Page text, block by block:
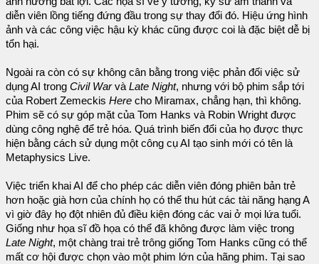
diễn viên lồng tiếng đứng đầu trong sự thay đổi đó. Hiệu ứng hình
ảnh và các công việc hậu kỳ khác cũng được coi là đặc biệt dễ bị
tổn hại.
Ngoài ra còn có sự không cân bằng trong việc phản đối việc sử
dụng AI trong Civil Warvà Late Night, nhưng với bộ phim sắp tới
của Robert Zemeckis Here cho Miramax, chẳng hạn, thì không.
Phim sẽ có sự góp mặt của Tom Hanks và Robin Wright được
dùng công nghệ để trẻ hóa. Quá trình biến đổi của họ được thực
hiện bằng cách sử dụng một công cụ AI tạo sinh mới có tên là
Metaphysics Live.
Việc triển khai AI để cho phép các diễn viên đóng phiên bản trẻ
hơn hoặc già hơn của chính họ có thể thu hút các tài năng hạng A
vì giờ đây họ đột nhiên đủ điều kiện đóng các vai ở mọi lứa tuổi.
Giống như họa sĩ đồ họa có thể đã không được làm việc trong
Late Night, một chàng trai trẻ trông giống Tom Hanks cũng có thể
mất cơ hội được chọn vào một phim lớn của hãng phim. Tại sao